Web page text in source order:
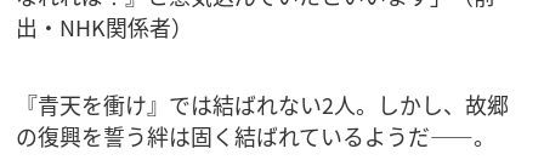
出・NHK関係者）
『青天を衝け』では結ばれない2人。しかし、故郷
の復興を誓う絆は固く結ばれているようだ――。